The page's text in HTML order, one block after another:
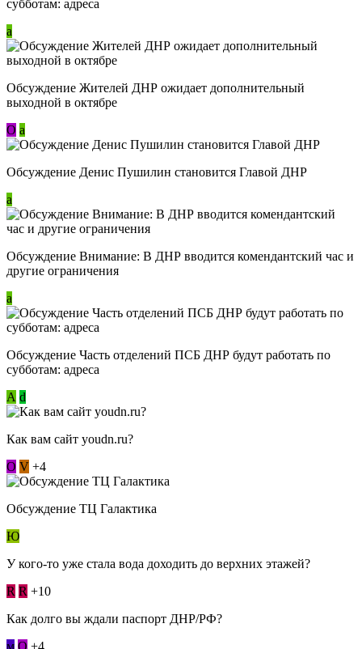
субботам: адреса
a
Обсуждение Жителей ДНР ожидает дополнительный
выходной в октябре
О a
Обсуждение Денис Пушилин становится Главой ДНР
a
Обсуждение Внимание: В ДНР вводится комендантский час и
другие ограничения
a
Обсуждение Часть отделений ПСБ ДНР будут работать по
субботам: адреса
А d
Как вам сайт youdn.ru?
О V +4
Обсуждение ТЦ Галактика
Ю
У кого-то уже стала вода доходить до верхних этажей?
R R +10
Как долго вы ждали паспорт ДНР/РФ?
м О +4